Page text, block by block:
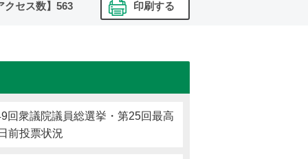
クセス数】 563 印刷する
回衆議院議員総選挙・第25回最高
前投票状況